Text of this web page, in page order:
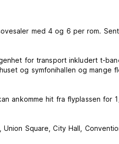
med 4 og 6 per rom.
for transport inkludert t-
og symfonihallen og mange
ankomme hit fra flyplassen for
Square, City Hall,